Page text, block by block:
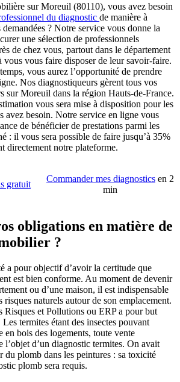
sur Moreuil (80110), vous avez besoin
du diagnostic de manière à
? Notre service vous donne la
une sélection de professionnels
de chez vous, partout dans le département
vous vous faire disposer de leur savoir-faire.
vous aurez l’opportunité de prendre
Nos diagnostiqueurs gèrent tous vos
sur Moreuil dans la région Hauts-de-France.
vous sera mise à disposition pour les
avez besoin. Notre service en ligne vous
de bénéficier de prestations parmi les
: il vous sera possible de faire jusqu’à 35%
directement notre plateforme.
gratuit
Commander mes diagnostics en 2
min
obligations en matière de
?
a pour objectif d’avoir la certitude que
est bien conforme. Au moment de devenir
ou d’une maison, il est indispensable
risques naturels autour de son emplacement.
Risques et Pollutions ou ERP a pour but
termites étant des insectes pouvant
en bois des logements, toute vente
d’un diagnostic termites. On avait
du plomb dans les peintures : sa toxicité
plomb sera requis.